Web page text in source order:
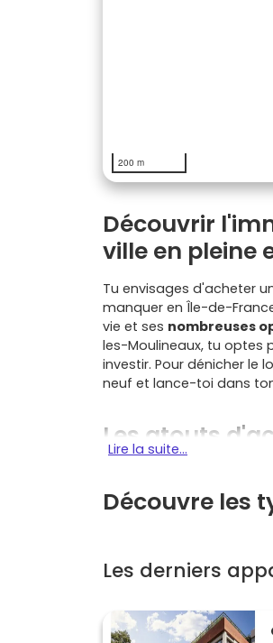
200 m
Découvrir
ville en pleine
Tu envisages d'acheter
manquer en Île-de-
vie et ses nombreuses
les-Moulineaux, tu optes
investir. Pour dénicher le
neuf et lance-toi dans
Les atouts
Une économie en
Issy-les-Moulineaux est
Une demande locative
Moulineaux est très
particulièrement pour
Lire la suite...
Découvre les
Les derniers